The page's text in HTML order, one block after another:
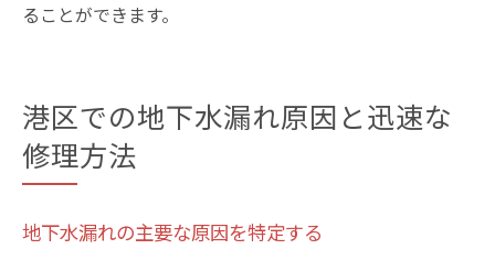
ることができます。
港区での地下水漏れ原因と迅速な
修理方法
地下水漏れの主要な原因を特定する